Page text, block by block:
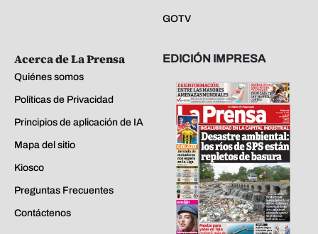
GOTV
Acerca de La Prensa
Quiénes somos
Políticas de Privacidad
Principios de aplicación de IA
Mapa del sitio
Kiosco
Preguntas Frecuentes
Contáctenos
EDICIÓN IMPRESA